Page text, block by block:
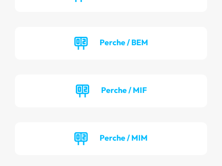
Perche / BEM
Perche / MIF
Perche / MIM